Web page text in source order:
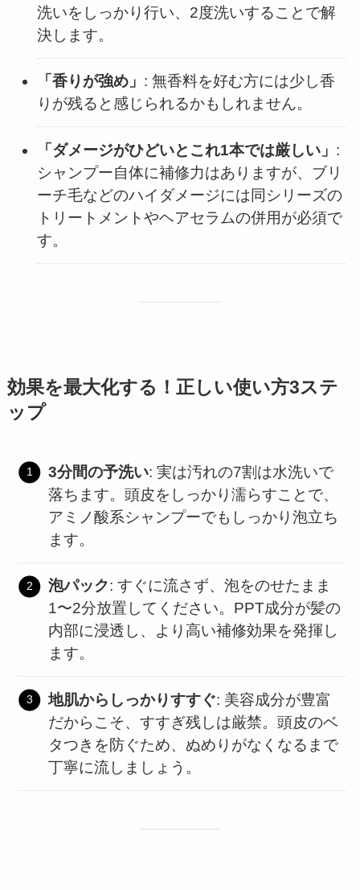
洗いをしっかり行い、2度洗いすることで解
決します。
「香りが強め」 : 無香料を好む方には少し香
りが残ると感じられるかもしれません。
「ダメージがひどいとこれ1本では厳しい」 :
シャンプー自体に補修力はありますが、ブリ
ーチ毛などのハイダメージには同シリーズの
トリートメントやヘアセラムの併用が必須で
す。
効果を最大化する！正しい使い方3ステ
ップ
3分間の予洗い: 実は汚れの7割は水洗いで
落ちます。頭皮をしっかり濡らすことで、
アミノ酸系シャンプーでもしっかり泡立ち
ます。
泡パック: すぐに流さず、泡をのせたまま
1〜2分放置してください。PPT成分が髪の
内部に浸透し、より高い補修効果を発揮し
ます。
地肌からしっかりすすぐ: 美容成分が豊富
だからこそ、すすぎ残しは厳禁。頭皮のベ
タつきを防ぐため、ぬめりがなくなるまで
丁寧に流しましょう。